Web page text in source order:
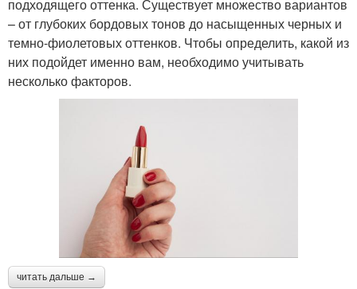
подходящего оттенка. Существует множество вариантов
– от глубоких бордовых тонов до насыщенных черных и
темно-фиолетовых оттенков. Чтобы определить, какой из
них подойдет именно вам, необходимо учитывать
несколько факторов.
читать дальше →